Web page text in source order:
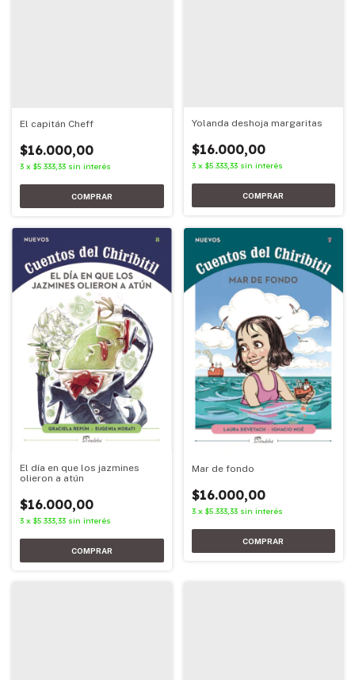
El capitán Cheff
$16.000,00
3 x $5.333,33 sin interés
Yolanda deshoja margaritas
$16.000,00
3 x $5.333,33 sin interés
El día en que los jazmines
olieron a atún
$16.000,00
3 x $5.333,33 sin interés
Mar de fondo
$16.000,00
3 x $5.333,33 sin interés